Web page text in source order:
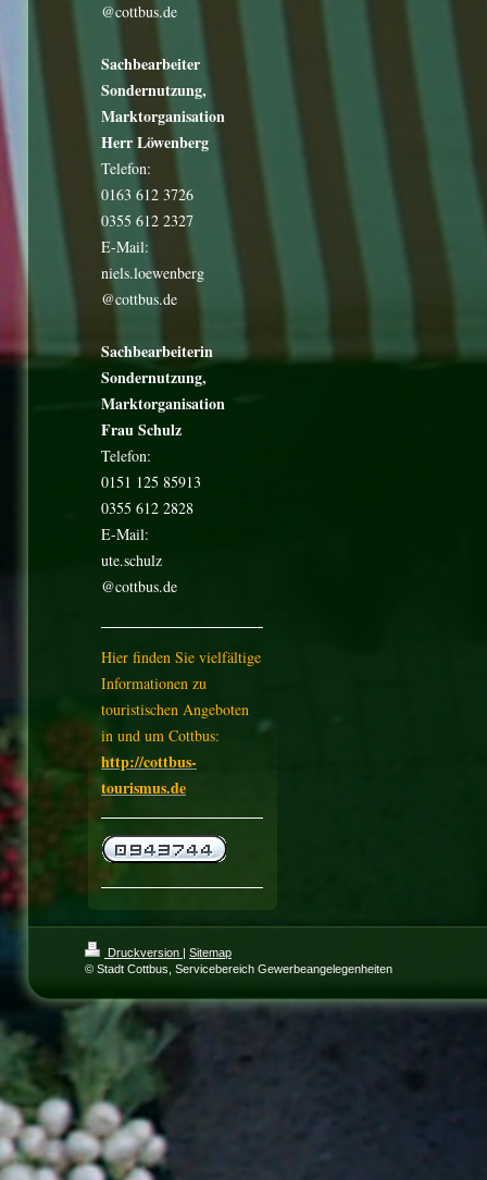
@cottbus.de
Sachbearbeiter
Sondernutzung,
Marktorganisation
Herr Löwenberg
Telefon:
0163 612 3726
0355 612 2327
E-Mail:
niels.loewenberg
@cottbus.de
Sachbearbeiterin
Sondernutzung,
Marktorganisation
Frau Schulz
Telefon:
0151 125 85913
0355 612 2828
E-Mail:
ute.schulz
@cottbus.de
Hier finden Sie vielfältige
Informationen zu
touristischen Angeboten
in und um Cottbus:
http://cottbus-
tourismus.de
Druckversion | Sitemap
© Stadt Cottbus, Servicebereich Gewerbeangelegenheiten